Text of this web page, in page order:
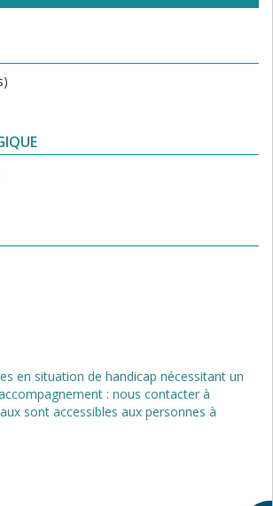
en situation de handicap nécessitant un
: nous contacter à
sont accessibles aux personnes à